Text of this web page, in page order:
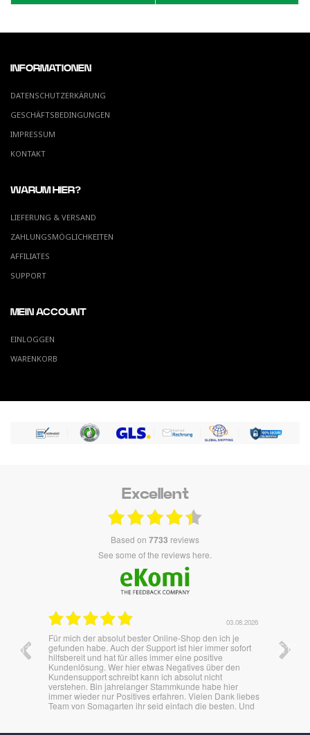
INFORMATIONEN
DATENSCHUTZERKÄRUNG
GESCHÄFTSBEDINGUNGEN
IMPRESSUM
KONTAKT
WARUM HIER?
LIEFERUNG & VERSAND
ZAHLUNGSMÖGLICHKEITEN
AFFILIATES
SUPPORT
MEIN ACCOUNT
EINLOGGEN
WARENKORB
Excellent
based on 7733 reviews
see some of the reviews here.
sofort
02.08.2026
Überraschend Schnell und unkompliziert,. Es lief alles
bestens.